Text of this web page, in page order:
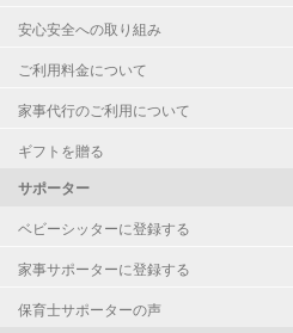
安心安全への取り組み
ご利用料金について
家事代行のご利用について
ギフトを贈る
サポーター
ベビーシッターに登録する
家事サポーターに登録する
保育士サポーターの声